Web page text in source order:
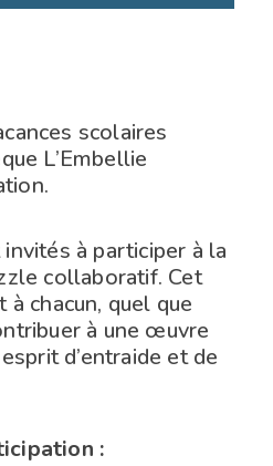
scolaires
L’Embellie
à participer à la
collaboratif. Cet
chacun, quel que
à une œuvre
d’entraide et de
: